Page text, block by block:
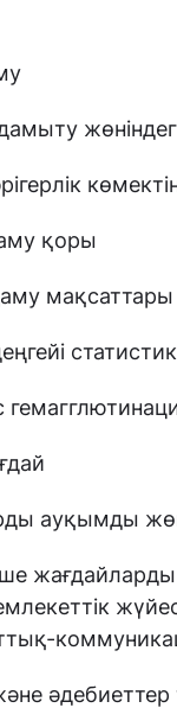
қоры
мақсаттары
ауқымды